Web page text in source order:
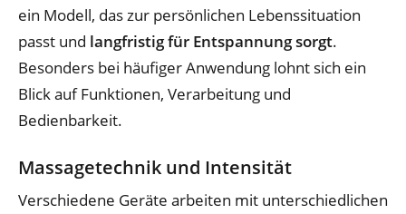
ein Modell, das zur persönlichen Lebenssituation
passt und langfristig für Entspannung sorgt.
Besonders bei häufiger Anwendung lohnt sich ein
Blick auf Funktionen, Verarbeitung und
Bedienbarkeit.
Massagetechnik und Intensität
Verschiedene Geräte arbeiten mit unterschiedlichen